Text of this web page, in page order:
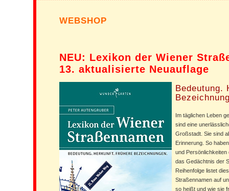
WEBSHOP
NEU: Lexikon der Wiener
13. aktualisierte Neuauflage
Bedeutung.
Im täglichen Leben
sind eine
Großstadt. Sie sind
Erinnerung. So
und
das Gedächtnis der
Reihenfolge listet
Straßennamen auf
so heißt und wie sie